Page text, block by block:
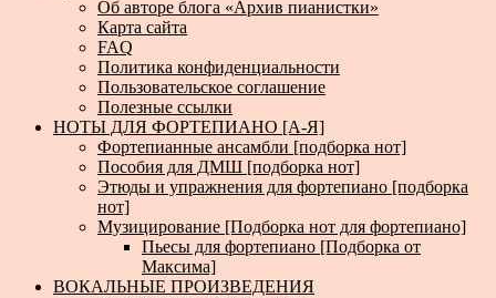
Об авторе блога «Архив пианистки»
Карта сайта
FAQ
Политика конфиденциальности
Пользовательское соглашение
Полезные ссылки
НОТЫ ДЛЯ ФОРТЕПИАНО [А-Я]
Фортепианные ансамбли [подборка нот]
Пособия для ДМШ [подборка нот]
Этюды и упражнения для фортепиано [подборка
нот]
Музицирование [Подборка нот для фортепиано]
Пьесы для фортепиано [Подборка от
Максима]
ВОКАЛЬНЫЕ ПРОИЗВЕДЕНИЯ